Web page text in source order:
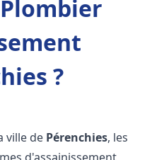
?
ville de Pérenchies, les